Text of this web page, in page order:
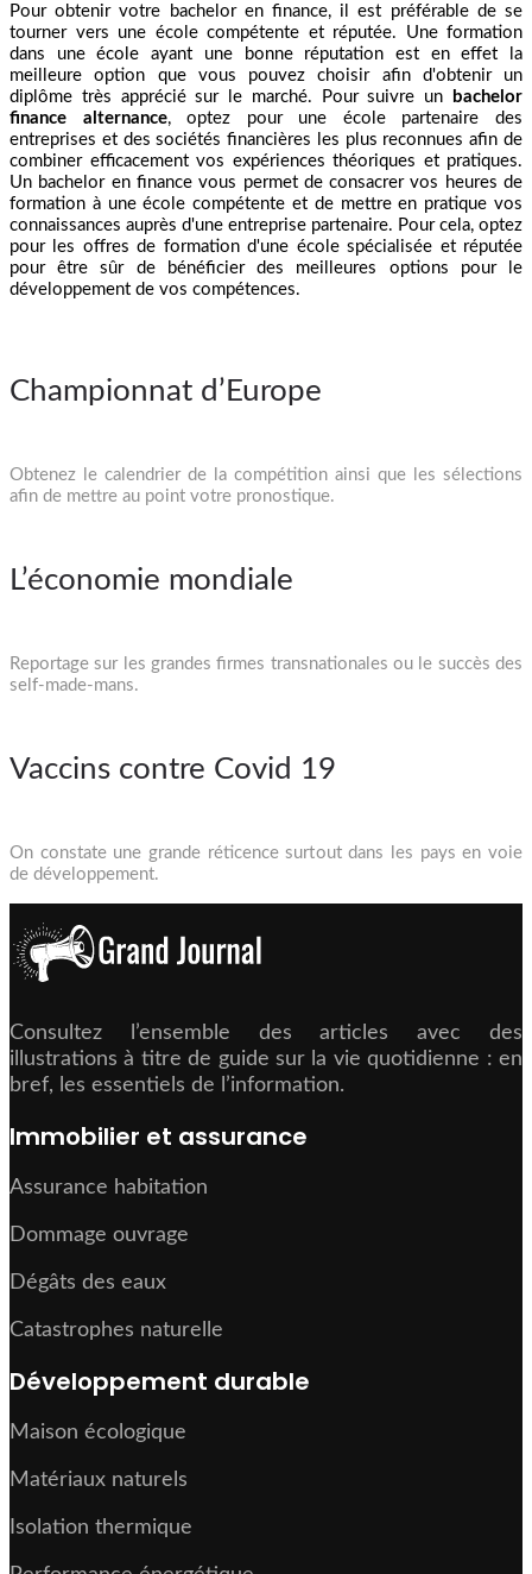
Pour obtenir votre bachelor en finance, il est préférable de se
tourner vers une école compétente et réputée. Une formation
dans une école ayant une bonne réputation est en effet la
meilleure option que vous pouvez choisir afin d'obtenir un
diplôme très apprécié sur le marché. Pour suivre un
bachelor
finance alternance, optez pour une école partenaire des
entreprises et des sociétés financières les plus reconnues afin de
combiner efficacement vos expériences théoriques et pratiques.
Un bachelor en finance vous permet de consacrer vos heures de
formation à une école compétente et de mettre en pratique vos
connaissances auprès d'une entreprise partenaire. Pour cela, optez
pour les offres de formation d'une école spécialisée et réputée
pour être sûr de bénéficier des meilleures options pour le
développement de vos compétences.
Championnat d’Europe
Obtenez le calendrier de la compétition ainsi que les sélections
afin de mettre au point votre pronostique.
L’économie mondiale
Reportage sur les grandes firmes transnationales ou le succès des
self-made-mans.
Vaccins contre Covid 19
On constate une grande réticence surtout dans les pays en voie
de développement.
Consultez l’ensemble des articles avec des
illustrations à titre de guide sur la vie quotidienne : en
bref, les essentiels de l’information.
Immobilier et assurance
Assurance habitation
Dommage ouvrage
Dégâts des eaux
Catastrophes naturelle
Développement durable
Maison écologique
Matériaux naturels
Isolation thermique